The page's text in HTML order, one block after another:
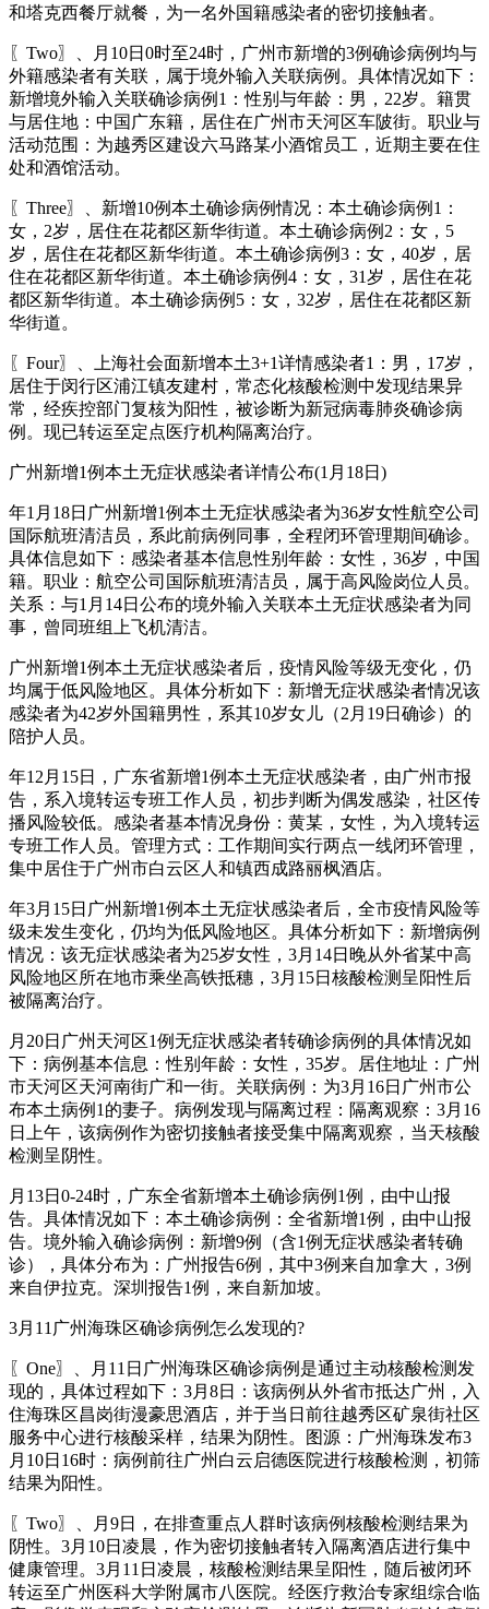
和塔克西餐厅就餐，为一名外国籍感染者的密切接触者。
〖Two〗、月10日0时至24时，广州市新增的3例确诊病例均与
外籍感染者有关联，属于境外输入关联病例。具体情况如下：
新增境外输入关联确诊病例1：性别与年龄：男，22岁。籍贯
与居住地：中国广东籍，居住在广州市天河区车陂街。职业与
活动范围：为越秀区建设六马路某小酒馆员工，近期主要在住
处和酒馆活动。
〖Three〗、新增10例本土确诊病例情况：本土确诊病例1：
女，2岁，居住在花都区新华街道。本土确诊病例2：女，5
岁，居住在花都区新华街道。本土确诊病例3：女，40岁，居
住在花都区新华街道。本土确诊病例4：女，31岁，居住在花
都区新华街道。本土确诊病例5：女，32岁，居住在花都区新
华街道。
〖Four〗、上海社会面新增本土3+1详情感染者1：男，17岁，
居住于闵行区浦江镇友建村，常态化核酸检测中发现结果异
常，经疾控部门复核为阳性，被诊断为新冠病毒肺炎确诊病
例。现已转运至定点医疗机构隔离治疗。
广州新增1例本土无症状感染者详情公布(1月18日)
年1月18日广州新增1例本土无症状感染者为36岁女性航空公司
国际航班清洁员，系此前病例同事，全程闭环管理期间确诊。
具体信息如下：感染者基本信息性别年龄：女性，36岁，中国
籍。职业：航空公司国际航班清洁员，属于高风险岗位人员。
关系：与1月14日公布的境外输入关联本土无症状感染者为同
事，曾同班组上飞机清洁。
广州新增1例本土无症状感染者后，疫情风险等级无变化，仍
均属于低风险地区。具体分析如下：新增无症状感染者情况该
感染者为42岁外国籍男性，系其10岁女儿（2月19日确诊）的
陪护人员。
年12月15日，广东省新增1例本土无症状感染者，由广州市报
告，系入境转运专班工作人员，初步判断为偶发感染，社区传
播风险较低。感染者基本情况身份：黄某，女性，为入境转运
专班工作人员。管理方式：工作期间实行两点一线闭环管理，
集中居住于广州市白云区人和镇西成路丽枫酒店。
年3月15日广州新增1例本土无症状感染者后，全市疫情风险等
级未发生变化，仍均为低风险地区。具体分析如下：新增病例
情况：该无症状感染者为25岁女性，3月14日晚从外省某中高
风险地区所在地市乘坐高铁抵穗，3月15日核酸检测呈阳性后
被隔离治疗。
月20日广州天河区1例无症状感染者转确诊病例的具体情况如
下：病例基本信息：性别年龄：女性，35岁。居住地址：广州
市天河区天河南街广和一街。关联病例：为3月16日广州市公
布本土病例1的妻子。病例发现与隔离过程：隔离观察：3月16
日上午，该病例作为密切接触者接受集中隔离观察，当天核酸
检测呈阴性。
月13日0-24时，广东全省新增本土确诊病例1例，由中山报
告。具体情况如下：本土确诊病例：全省新增1例，由中山报
告。境外输入确诊病例：新增9例（含1例无症状感染者转确
诊），具体分布为：广州报告6例，其中3例来自加拿大，3例
来自伊拉克。深圳报告1例，来自新加坡。
3月11广州海珠区确诊病例怎么发现的?
〖One〗、月11日广州海珠区确诊病例是通过主动核酸检测发
现的，具体过程如下：3月8日：该病例从外省市抵达广州，入
住海珠区昌岗街漫豪思酒店，并于当日前往越秀区矿泉街社区
服务中心进行核酸采样，结果为阴性。图源：广州海珠发布3
月10日16时：病例前往广州白云启德医院进行核酸检测，初筛
结果为阳性。
〖Two〗、月9日，在排查重点人群时该病例核酸检测结果为
阴性。3月10日凌晨，作为密切接触者转入隔离酒店进行集中
健康管理。3月11日凌晨，核酸检测结果呈阳性，随后被闭环
转运至广州医科大学附属市八医院。经医疗救治专家组综合临